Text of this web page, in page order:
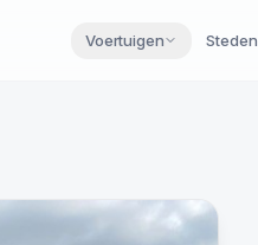
Voertuigen Steden